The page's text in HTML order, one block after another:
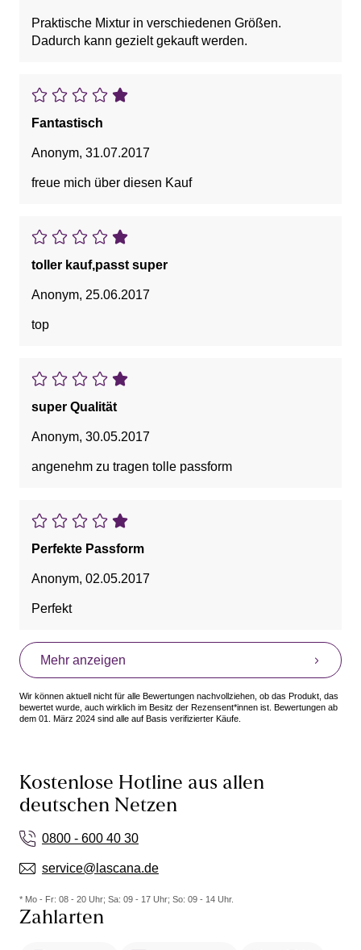
Praktische Mixtur in verschiedenen Größen.
Dadurch kann gezielt gekauft werden.
Fantastisch
Anonym, 31.07.2017
freue mich über diesen Kauf
toller kauf,passt super
Anonym, 25.06.2017
top
super Qualität
Anonym, 30.05.2017
angenehm zu tragen tolle passform
Perfekte Passform
Anonym, 02.05.2017
Perfekt
Mehr anzeigen
Wir können aktuell nicht für alle Bewertungen nachvollziehen, ob das Produkt, das
bewertet wurde, auch wirklich im Besitz der Rezensent*innen ist. Bewertungen ab
dem 01. März 2024 sind alle auf Basis verifizierter Käufe.
Kostenlose Hotline aus allen
deutschen Netzen
0800 - 600 40 30
service@lascana.de
* Mo - Fr: 08 - 20 Uhr; Sa: 09 - 17 Uhr; So: 09 - 14 Uhr.
Zahlarten